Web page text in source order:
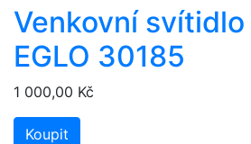
Venkovní svítidlo
EGLO 30185
1 000,00 Kč
Koupit